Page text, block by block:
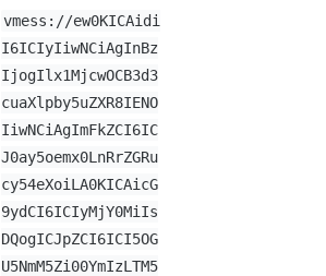
vmess://ew0KICAidi
I6ICIyIiwNCiAgInBz
IjogIlx1MjcwOCB3d3
cuaXlpby5uZXR8IENO
IiwNCiAgImFkZCI6IC
J0ay5oemx0LnRrZGRu
cy54eXoiLA0KICAicG
9ydCI6ICIyMjY0MiIs
DQogICJpZCI6ICI5OG
U5NmM5Zi00YmIzLTM5